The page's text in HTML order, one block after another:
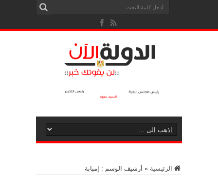
الرئيسية » أرشيف الوسم : إمبابة